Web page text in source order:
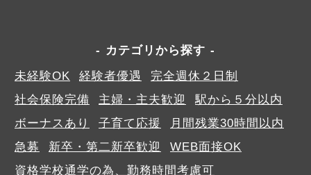
カテゴリから探す
未経験OK
経験者優遇
完全週休２日制
社会保険完備
主婦・主夫歓迎
駅から５分以内
ボーナスあり
子育て応援
月間残業30時間以内
急募
新卒・第二新卒歓迎
WEB面接OK
資格学校通学の為、勤務時間考慮可